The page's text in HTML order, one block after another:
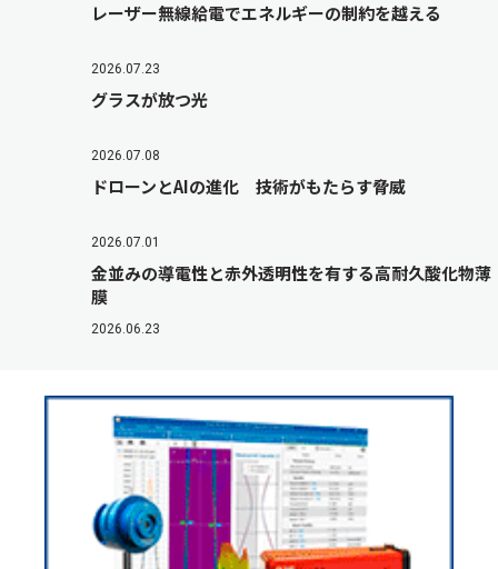
レーザー無線給電でエネルギーの制約を越える
2026.07.23
グラスが放つ光
2026.07.08
ドローンとAIの進化 技術がもたらす脅威
2026.07.01
金並みの導電性と赤外透明性を有する高耐久酸化物薄
膜
2026.06.23